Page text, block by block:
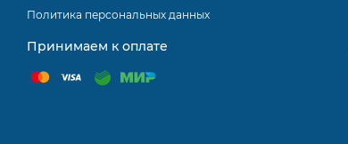
Политика персональных данных
Принимаем к оплате